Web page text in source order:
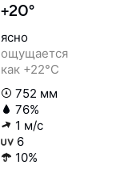
+20°
ясно
ощущается
как +22°C
752 мм
76%
1 м/с
6
10%